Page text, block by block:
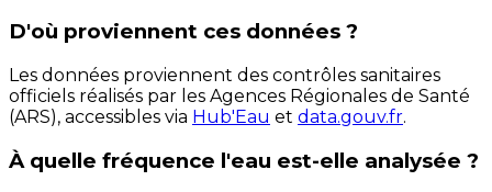
D'où proviennent ces données ?
Les données proviennent des contrôles sanitaires
officiels réalisés par les Agences Régionales de Santé
(ARS), accessibles via Hub'Eau et data.gouv.fr.
À quelle fréquence l'eau est-elle analysée ?